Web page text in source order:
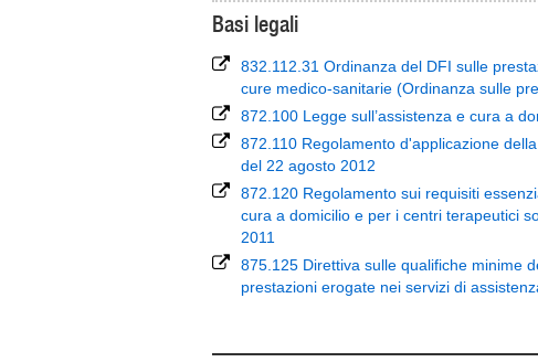
Basi legali
832.112.31 Ordinanza del DFI sulle
cure medico-sanitarie (Ordinanza sulle
872.100 Legge sull’assistenza e cura a
872.110 Regolamento d'applicazione
del 22 agosto 2012
872.120 Regolamento sui requisiti
cura a domicilio e per i centri terapeutici
2011
875.125 Direttiva sulle qualifiche minime
prestazioni erogate nei servizi di